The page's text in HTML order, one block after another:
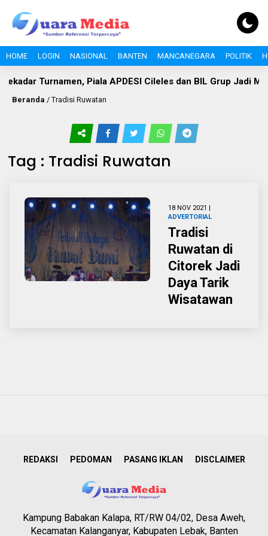
HOME LOGIN NASIONAL BANTEN MANCANEGARA POLITIK
Turnamen, Piala APDESI Cileles dan BIL Grup Jadi
Beranda /Tradisi Ruwatan
Tag : Tradisi Ruwatan
18 NOV 2021 |
ADVERTORIAL
Tradisi
Ruwatan di
Citorek Jadi
Daya Tarik
Wisatawan
REDAKSI PEDOMAN PASANG IKLAN DISCLAIMER
Kampung Babakan Kalapa, RT/RW 04/02, Desa Aweh,
Kecamatan Kalanganyar, Kabupaten Lebak, Banten